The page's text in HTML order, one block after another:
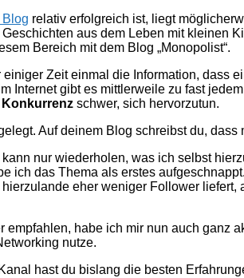
relativ erfolgreich ist, liegt
aus dem Leben mit kleinen
Bereich mit dem Blog „Monopolist“.
Zeit einmal die Information, dass
Internet gibt es mittlerweile zu fast
Konkurrenz schwer, sich hervorzutun.
Auf deinem Blog schreibst du,
nur wiederholen, was ich selbst
ich das Thema als erstes
eher weniger Follower liefert,
habe ich mir nun auch ganz
nutze.
hast du bislang die besten